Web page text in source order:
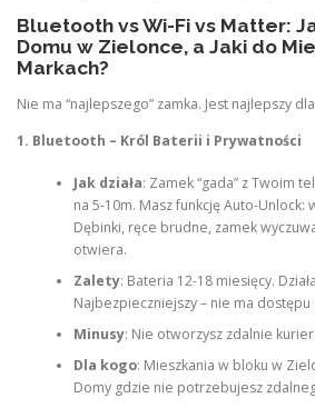
Bluetooth vs Wi-Fi vs Matter:
Domu w Zielonce, a Jaki do
Markach?
Nie ma “najlepszego” zamka. Jest najlepszy
1. Bluetooth – Król Baterii i Prywatności
Jak działa: Zamek “gada” z Twoim
na 5-10m. Masz funkcję Auto-Unlock:
Dębinki, ręce brudne, zamek
otwiera.
Zalety: Bateria 12-18 miesięcy.
Najbezpieczniejszy – nie ma dostępu
Minusy: Nie otworzysz zdalnie
Dla kogo: Mieszkania w bloku w
Domy gdzie nie potrzebujesz